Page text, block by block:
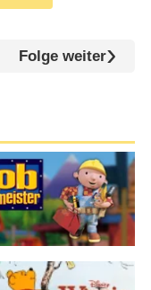
Folge weiter